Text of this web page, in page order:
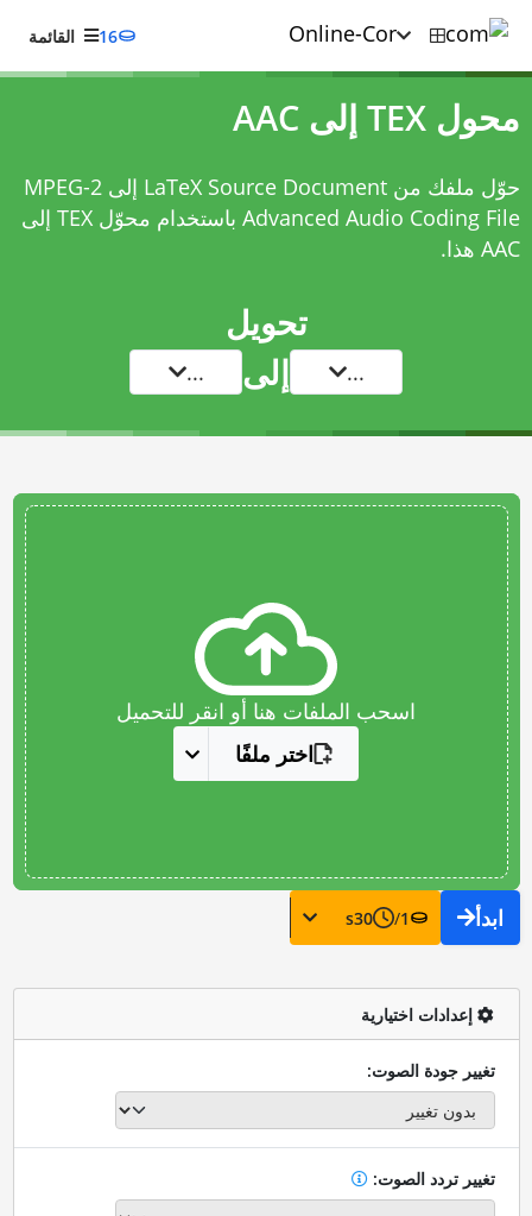
16 القائمة
محول TEX إلى AAC
حوّل ملفك من LaTeX Source Document إلى MPEG-2
Advanced Audio Coding File باستخدام
محوّل TEX إلى
AACهذا.
تحويل
... إلى ...
اسحب الملفات هنا أو انقر للتحميل
اختر ملفًا
ابدأ 1
/
30
s
إعدادات اختيارية
تغيير جودة الصوت:
تغيير تردد الصوت: